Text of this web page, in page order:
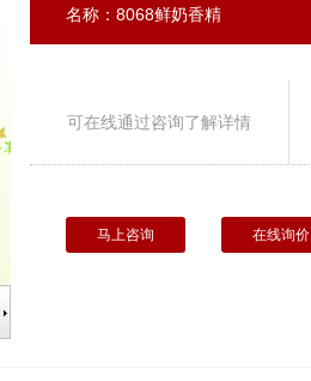
名称：8068鲜奶香精
可在线通过咨询了解详情
马上咨询 在线询价